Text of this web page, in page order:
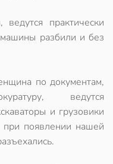
практически
разбили и без
по документам,
ведутся
и грузовики
появлении нашей